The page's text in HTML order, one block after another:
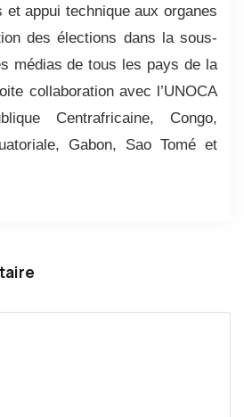
et appui technique aux organes
des élections dans la sous-
médias de tous les pays de la
collaboration avec l’UNOCA
Centrafricaine, Congo,
Gabon, Sao Tomé et